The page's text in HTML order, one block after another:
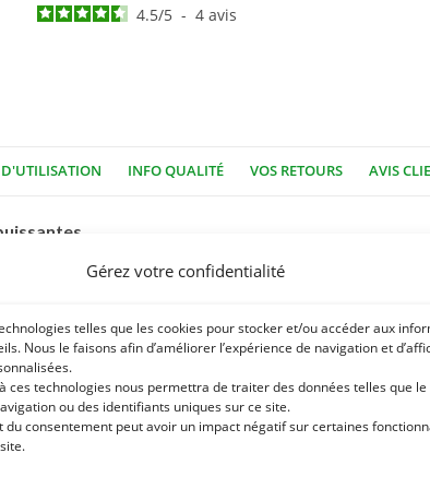
Gérez votre confidentialité
telles que les cookies pour stocker et/ou accéder aux
Nous le faisons afin d’améliorer l’expérience de navigation et
ces technologies nous permettra de traiter des données telles que le
ou des identifiants uniques sur ce site.
du consentement peut avoir un impact négatif sur certaines
4.5/5 - 4avis
D'UTILISATION INFO QUALITÉ VOS RETOURS AVIS
tocophérols. Vitamine liposoluble, elle est stockée
des cellules face au stress oxydatif, notamment lors
de défense, mais un excès de radicaux libres
les cellules musculaires et à soutenir le bon